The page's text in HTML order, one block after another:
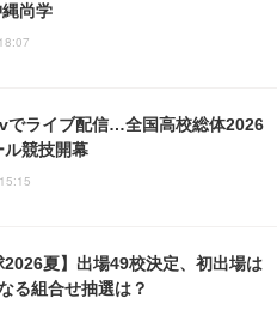
尚学
でライブ配信…全国高校総体2026
ル競技開幕
2026夏】出場49校決定、初出場は
る組合せ抽選は？